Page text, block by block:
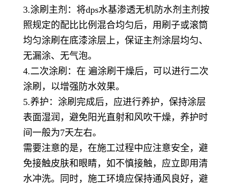
3.涂刷主剂：将dps水基渗透无机防水剂主剂按
照规定的配比比例混合均匀后，用刷子或滚筒
均匀涂刷在底漆涂层上，保证主剂涂层均匀、
无漏涂、无气泡。
4.二次涂刷：在 遍涂刷干燥后，可以进行二次
涂刷，以增强防水效果。
5.养护：涂刷完成后，应进行养护，保持涂层
表面湿润，避免阳光直射和风吹干燥，养护时
间一般为7天左右。
需要注意的是，在施工过程中应注意安全，避
免接触皮肤和眼睛，如不慎接触，应立即用清
水冲洗。同时，施工环境应保持通风良好，避